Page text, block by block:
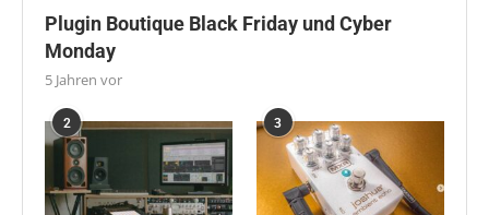
Plugin Boutique Black Friday und Cyber
Monday
5 Jahren vor
2 3